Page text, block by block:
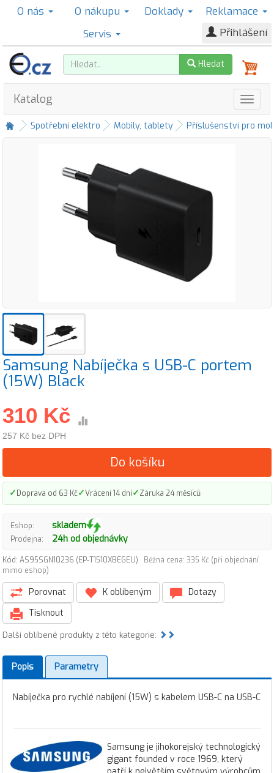
O nás O nákupu Doklady
Reklamace
Servis
Přihlášení
Hledat
Katalog
Spotřební elektro Mobily, tablety Příslušenství pro
Samsung Nabíječka s USB-C portem
(15W) Black
310 Kč
257 Kč bez DPH
Do košíku
✓Doprava od 63 Kč✓Vrácení 14 dní✓Záruka 24 měsíců
Eshop: skladem
Prodejna: 24h od objednávky
Kód: AS95SGN10236 (EP-T1510XBEGEU)
Běžná cena: 335 Kč (při objednání
mimo eshop)
Porovnat K oblíbeným
Dotazy
Tisknout
Další oblíbené produkty z této kategorie:
Popis Parametry
Nabíječka pro rychlé nabíjení (15W) s kabelem USB-C na USB-C
Samsung je jihokorejský technologický
gigant founded v roce 1969, který